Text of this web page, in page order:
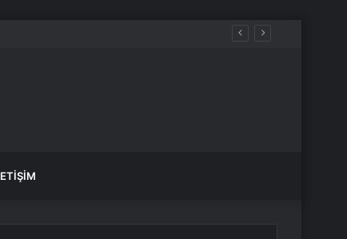
Hep Birlikte Taşın Altına Elimizi Koyalım